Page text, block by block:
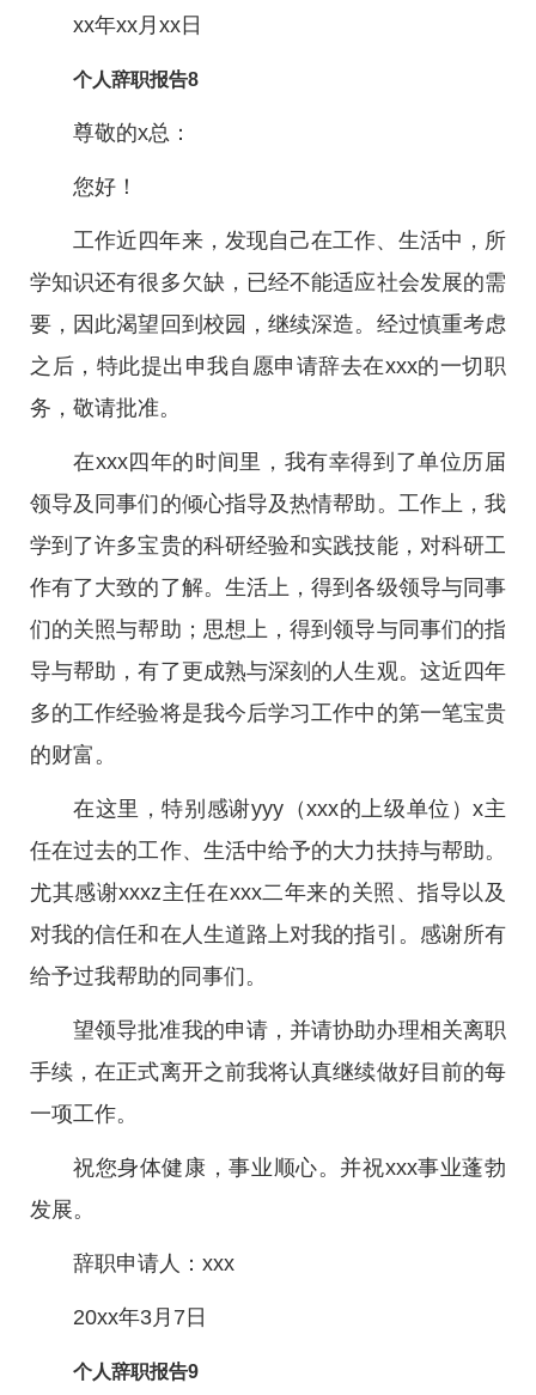
xx年xx月xx日
个人辞职报告8
尊敬的x总：
您好！
工作近四年来，发现自己在工作、生活中，所
学知识还有很多欠缺，已经不能适应社会发展的需
要，因此渴望回到校园，继续深造。经过慎重考虑
之后，特此提出申我自愿申请辞去在xxx的一切职
务，敬请批准。
在xxx四年的时间里，我有幸得到了单位历届
领导及同事们的倾心指导及热情帮助。工作上，我
学到了许多宝贵的科研经验和实践技能，对科研工
作有了大致的了解。生活上，得到各级领导与同事
们的关照与帮助；思想上，得到领导与同事们的指
导与帮助，有了更成熟与深刻的人生观。这近四年
多的工作经验将是我今后学习工作中的第一笔宝贵
的财富。
在这里，特别感谢yyy（xxx的上级单位）x主
任在过去的工作、生活中给予的大力扶持与帮助。
尤其感谢xxxz主任在xxx二年来的关照、指导以及
对我的信任和在人生道路上对我的指引。感谢所有
给予过我帮助的同事们。
望领导批准我的申请，并请协助办理相关离职
手续，在正式离开之前我将认真继续做好目前的每
一项工作。
祝您身体健康，事业顺心。并祝xxx事业蓬勃
发展。
辞职申请人：xxx
20xx年3月7日
个人辞职报告9